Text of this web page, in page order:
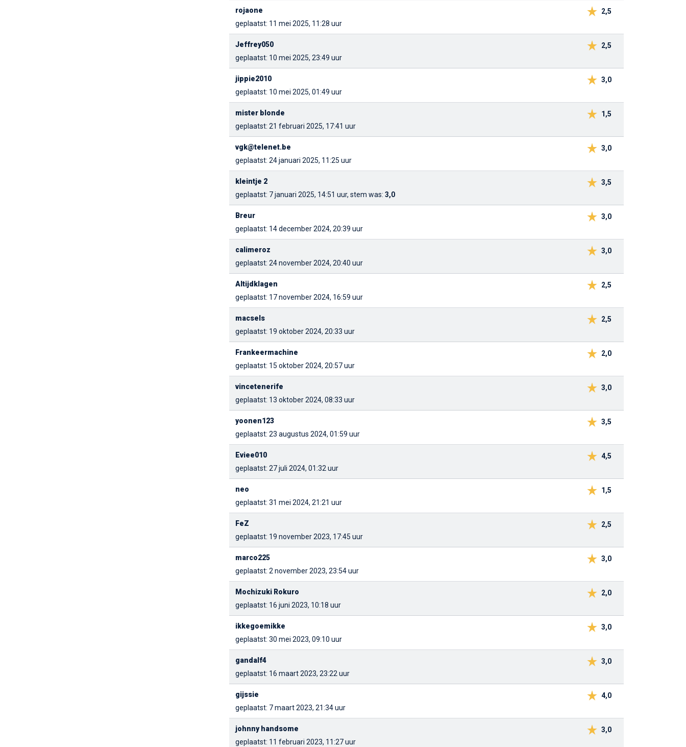
2,5
rojaone
geplaatst: 11 mei 2025, 11:28 uur
2,5
Jeffrey050
geplaatst: 10 mei 2025, 23:49 uur
3,0
jippie2010
geplaatst: 10 mei 2025, 01:49 uur
1,5
mister blonde
geplaatst: 21 februari 2025, 17:41 uur
3,0
vgk@telenet.be
geplaatst: 24 januari 2025, 11:25 uur
3,5
kleintje 2
geplaatst: 7 januari 2025, 14:51 uur, stem was: 3,0
3,0
Breur
geplaatst: 14 december 2024, 20:39 uur
3,0
calimeroz
geplaatst: 24 november 2024, 20:40 uur
2,5
Altijdklagen
geplaatst: 17 november 2024, 16:59 uur
2,5
macsels
geplaatst: 19 oktober 2024, 20:33 uur
2,0
Frankeermachine
geplaatst: 15 oktober 2024, 20:57 uur
3,0
vincetenerife
geplaatst: 13 oktober 2024, 08:33 uur
3,5
yoonen123
geplaatst: 23 augustus 2024, 01:59 uur
4,5
Eviee010
geplaatst: 27 juli 2024, 01:32 uur
1,5
neo
geplaatst: 31 mei 2024, 21:21 uur
2,5
FeZ
geplaatst: 19 november 2023, 17:45 uur
3,0
marco225
geplaatst: 2 november 2023, 23:54 uur
2,0
Mochizuki Rokuro
geplaatst: 16 juni 2023, 10:18 uur
3,0
ikkegoemikke
geplaatst: 30 mei 2023, 09:10 uur
3,0
gandalf4
geplaatst: 16 maart 2023, 23:22 uur
4,0
gijssie
geplaatst: 7 maart 2023, 21:34 uur
3,0
johnny handsome
geplaatst: 11 februari 2023, 11:27 uur